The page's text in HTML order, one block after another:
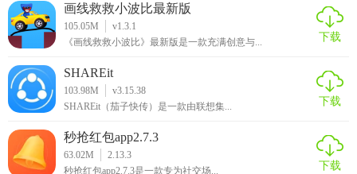
画线救救小波比最新版
105.05M
v1.3.1
《画线救救小波比》最新版是一款充满创意与...
下载
SHAREit
103.98M
v3.15.38
SHAREit（茄子快传）是一款由联想集...
下载
秒抢红包app2.7.3
63.02M
2.13.3
秒抢红包app2.7.3是一款专为社交场...
下载